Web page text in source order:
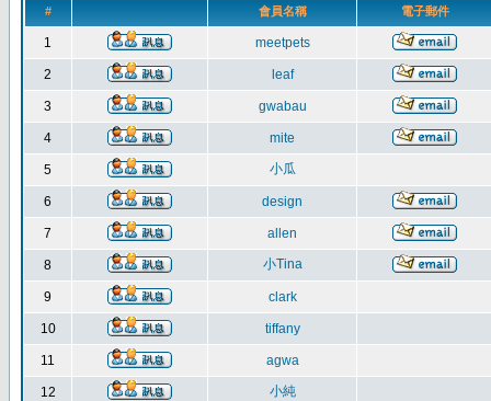
# 會員名稱 電子郵件
1 meetpets
2 leaf
3 gwabau
4 mite
5 小瓜
6 design
7 allen
8 小Tina
9 clark
10 tiffany
11 agwa
12 小純